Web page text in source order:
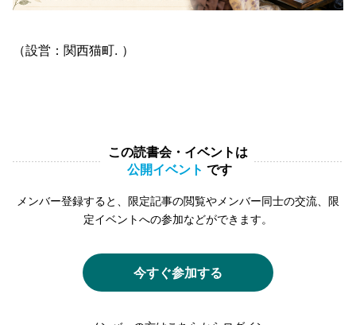
（設営：関西猫町. ）
この読書会・イベントは
公開イベント です
メンバー登録すると、限定記事の閲覧やメンバー同士の交流、限
定イベントへの参加などができます。
今すぐ参加する